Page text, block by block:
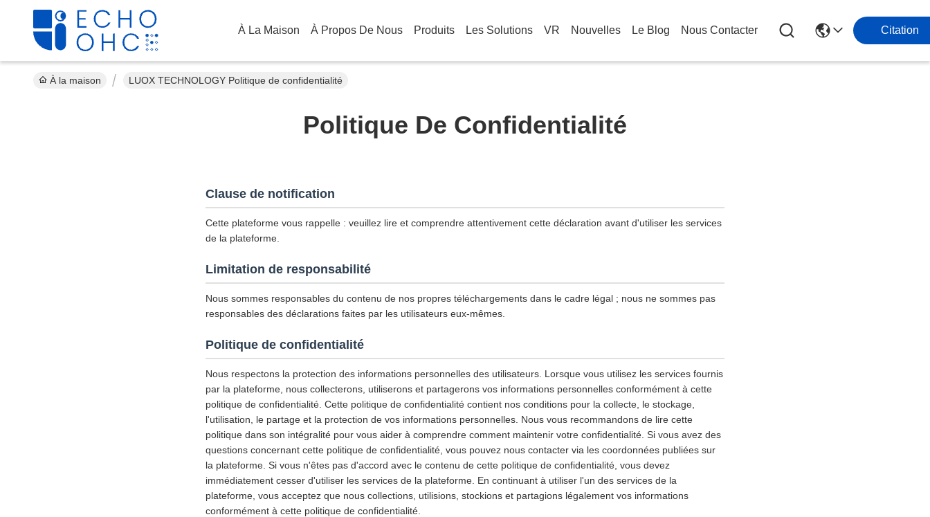
À La Maison À Propos De Nous Produits Les Solutions VR Nouvelles Le Blog Nous Contacter Citation
À la maison LUOX TECHNOLOGY Politique de confidentialité
Politique De Confidentialité
Clause de notification
Cette plateforme vous rappelle : veuillez lire et comprendre attentivement cette déclaration avant d'utiliser les services
de la plateforme.
Limitation de responsabilité
Nous sommes responsables du contenu de nos propres téléchargements dans le cadre légal ; nous ne sommes pas
responsables des déclarations faites par les utilisateurs eux-mêmes.
Politique de confidentialité
Nous respectons la protection des informations personnelles des utilisateurs. Lorsque vous utilisez les services fournis
par la plateforme, nous collecterons, utiliserons et partagerons vos informations personnelles conformément à cette
politique de confidentialité. Cette politique de confidentialité contient nos conditions pour la collecte, le stockage,
l'utilisation, le partage et la protection de vos informations personnelles. Nous vous recommandons de lire cette
politique dans son intégralité pour vous aider à comprendre comment maintenir votre confidentialité. Si vous avez des
questions concernant cette politique de confidentialité, vous pouvez nous contacter via les coordonnées publiées sur
la plateforme. Si vous n'êtes pas d'accord avec le contenu de cette politique de confidentialité, vous devez
immédiatement cesser d'utiliser les services de la plateforme. En continuant à utiliser l'un des services de la
plateforme, vous acceptez que nous collections, utilisions, stockions et partagions légalement vos informations
conformément à cette politique de confidentialité.